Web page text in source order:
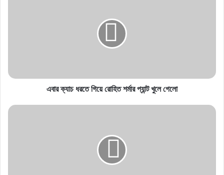
গেলো
এবার ক্যাচ ধরতে গিয়ে রোহিত শর্মার প্যান্ট খুলে গেলো
জিম্বাবুয়ে